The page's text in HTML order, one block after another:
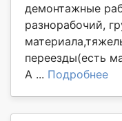
демонтажные
разнорабочий,
переезды(есть
А ... Подробнее